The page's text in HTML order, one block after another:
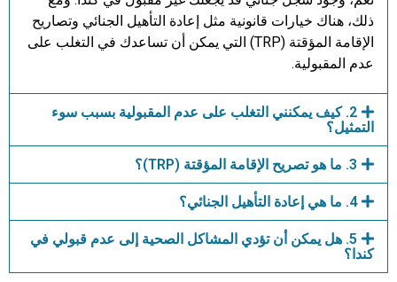
ذلك، هناك خيارات قانونية مثل إعادة التأهيل الجنائي وتصاريح
الإقامة المؤقتة (TRP) التي يمكن أن تساعدك في التغلب على
عدم المقبولية.
2. كيف يمكنني التغلب على عدم المقبولية بسبب سوء
التمثيل؟
3. ما هو تصريح الإقامة المؤقتة (TRP)؟
4. ما هي إعادة التأهيل الجنائي؟
5. هل يمكن أن تؤدي المشاكل الصحية إلى عدم قبولي في
كندا؟